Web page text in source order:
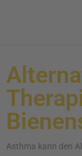
Asthma kann den